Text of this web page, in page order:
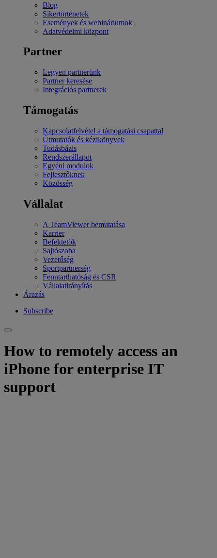
Blog
Sikertörténetek
Események és webináriumok
Adatvédelmi központ
Partner
Legyen partnerünk
Partner keresése
Integrációs partnerek
Támogatás
Kapcsolatfelvétel a támogatási csapattal
Útmutatók és kézikönyvek
Tudásbázis
Rendszerállapot
Egyéni modulok
Fejlesztőknek
Közösség
Vállalat
A TeamViewer bemutatása
Karrier
Befektetők
Sajtószoba
Vezetőség
Sportpartnerség
Fenntarthatóság és CSR
Vállalatirányítás
Árazás
Subscribe
How to remotely access an
iPhone for enterprise IT
support